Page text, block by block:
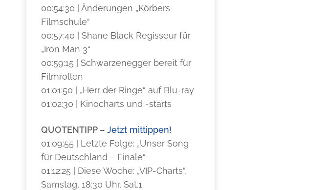
00:54:30 | Änderungen „Körbers
Filmschule“
00:57:40 | Shane Black Regisseur für
„Iron Man 3“
00:59:15 | Schwarzenegger bereit für
Filmrollen
01:01:50 | „Herr der Ringe“ auf Blu-ray
01:02:30 | Kinocharts und -starts
QUOTENTIPP – Jetzt mittippen!
01:09:55 | Letzte Folge: „Unser Song
für Deutschland – Finale“
01:12:25 | Diese Woche: „VIP-Charts“,
Samstag, 18:30 Uhr, Sat.1